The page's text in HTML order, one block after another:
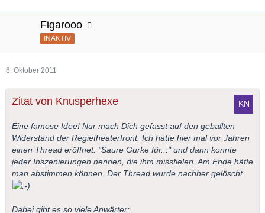
Figarooo
INAKTIV
6. Oktober 2011
Zitat von Knusperhexe
Eine famose Idee! Nur mach Dich gefasst auf den geballten
Widerstand der Regietheaterfront. Ich hatte hier mal vor Jahren
einen Thread eröffnet: "Saure Gurke für..:" und dann konnte
jeder Inszenierungen nennen, die ihm missfielen. Am Ende hätte
man abstimmen können. Der Thread wurde nachher gelöscht
Dabei gibt es so viele Anwärter: